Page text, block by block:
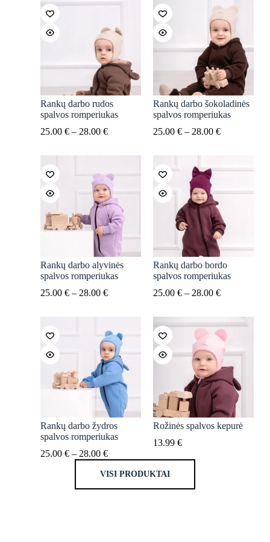
Rankų darbo rudos
spalvos romperiukas
25.00 € – 28.00 €
Rankų darbo šokoladinės
spalvos romperiukas
25.00 € – 28.00 €
Rankų darbo alyvinės
spalvos romperiukas
25.00 € – 28.00 €
Rankų darbo bordo
spalvos romperiukas
25.00 € – 28.00 €
Rankų darbo žydros
spalvos romperiukas
25.00 € – 28.00 €
Rožinės spalvos kepurė
13.99 €
VISI PRODUKTAI